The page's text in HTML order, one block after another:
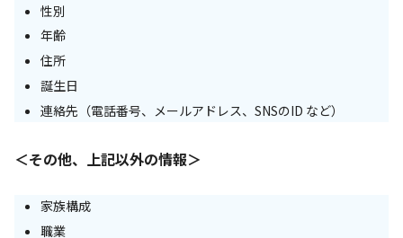
性別
年齢
住所
誕生日
連絡先（電話番号、メールアドレス、SNSのID など）
＜その他、上記以外の情報＞
家族構成
職業